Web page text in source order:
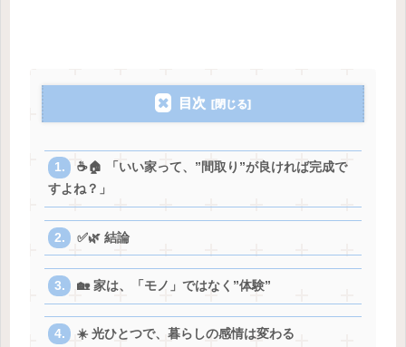
目次
☕️🏠 「いい家って、”間取り”が良ければ完成で
すよね？」
✅🌿 結論
🏡 家は、「モノ」ではなく”体験”
☀️ 光ひとつで、暮らしの感情は変わる